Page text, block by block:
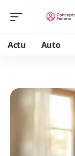
Actu Auto